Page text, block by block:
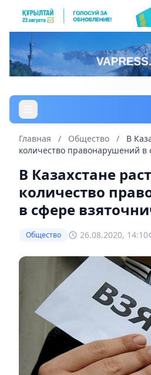
Главная / Общество /
В
количество правонарушений в
В Казахстане
количество
в сфере
Общество 26.08.2020, 14:10